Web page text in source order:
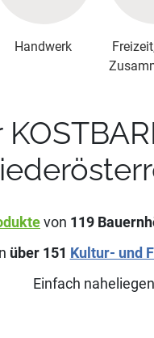
Handwerk
von 119
über 151 Kultur- und
Einfach